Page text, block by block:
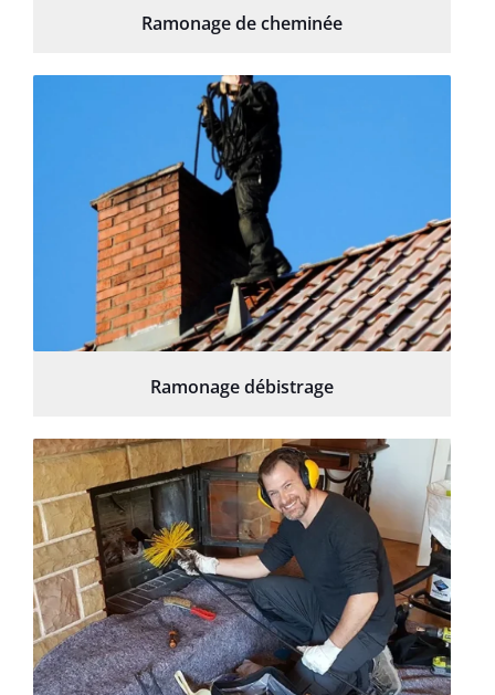
Ramonage de cheminée
Ramonage débistrage